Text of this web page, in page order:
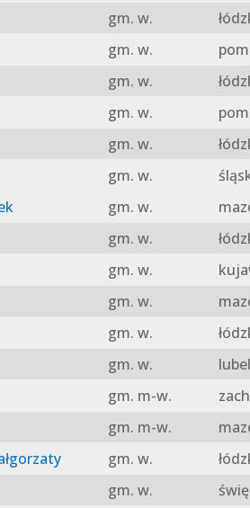
gm. w.
gm. w.
gm. w.
gm. w.
gm. w.
gm. w.
gm. w.
gm. w.
gm. w.
gm. w.
gm. w.
gm. w.
gm. m-w.
gm. m-w.
gm. w.
gm. w.